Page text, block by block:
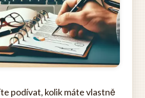
podívat, kolik máte vlastně